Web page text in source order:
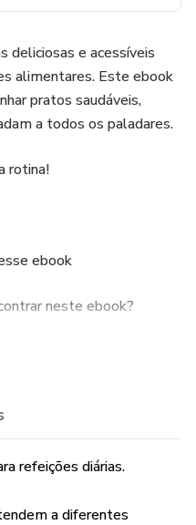
deliciosas e acessíveis
alimentares. Este ebook
pratos saudáveis,
a todos os paladares.
rotina!
ebook
neste ebook?
refeições diárias.
a diferentes